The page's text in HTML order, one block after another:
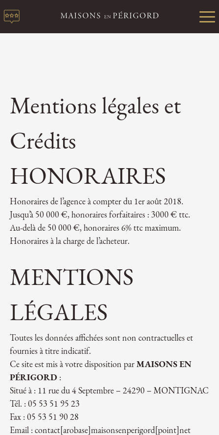
Mentions légales et
Crédits
HONORAIRES
Honoraires de l’agence à compter du 1er août 2018.
Jusqu’à 50 000 €, honoraires forfaitaires : 3000 € ttc.
Au-delà de 50 000 €, honoraires 6% ttc maximum.
Honoraires à la charge de l’acheteur.
MENTIONS
LÉGALES
Toutes les données affichées sont non contractuelles et
fournies à titre indicatif.
Ce site est mis à votre disposition par MAISONS EN
PÉRIGORD :
Situé à : 11 rue du 4 Septembre – 24290 – MONTIGNAC
Tél. : 05 53 51 95 23
Fax : 05 53 51 90 28
Email : contact[arobase]maisonsenperigord[point]net